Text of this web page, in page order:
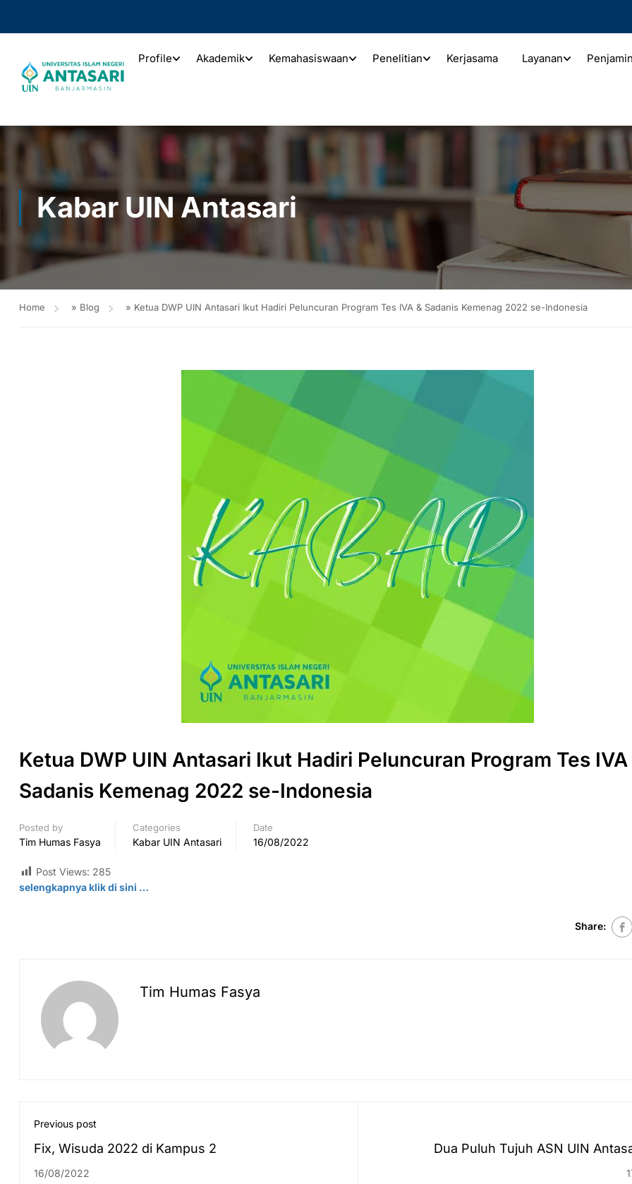
Profile Akademik Kemahasiswaan Penelitian Kerjasama Layanan
Kabar UIN Antasari
Home » Blog » Ketua DWP UIN Antasari Ikut Hadiri Peluncuran Program Tes IVA & Sadanis Kemenag 2022 se-Indonesia
Ketua DWP UIN Antasari Ikut Hadiri Peluncuran Program Tes IVA
Sadanis Kemenag 2022 se-Indonesia
Posted by
Tim Humas Fasya
Categories
Kabar UIN Antasari
Date
16/08/2022
Post Views: 285
selengkapnya klik di sini …
Share:
Tim Humas Fasya
Previous post
Fix, Wisuda 2022 di Kampus 2
16/08/2022
Dua Puluh Tujuh ASN UIN
Penghargaan dari